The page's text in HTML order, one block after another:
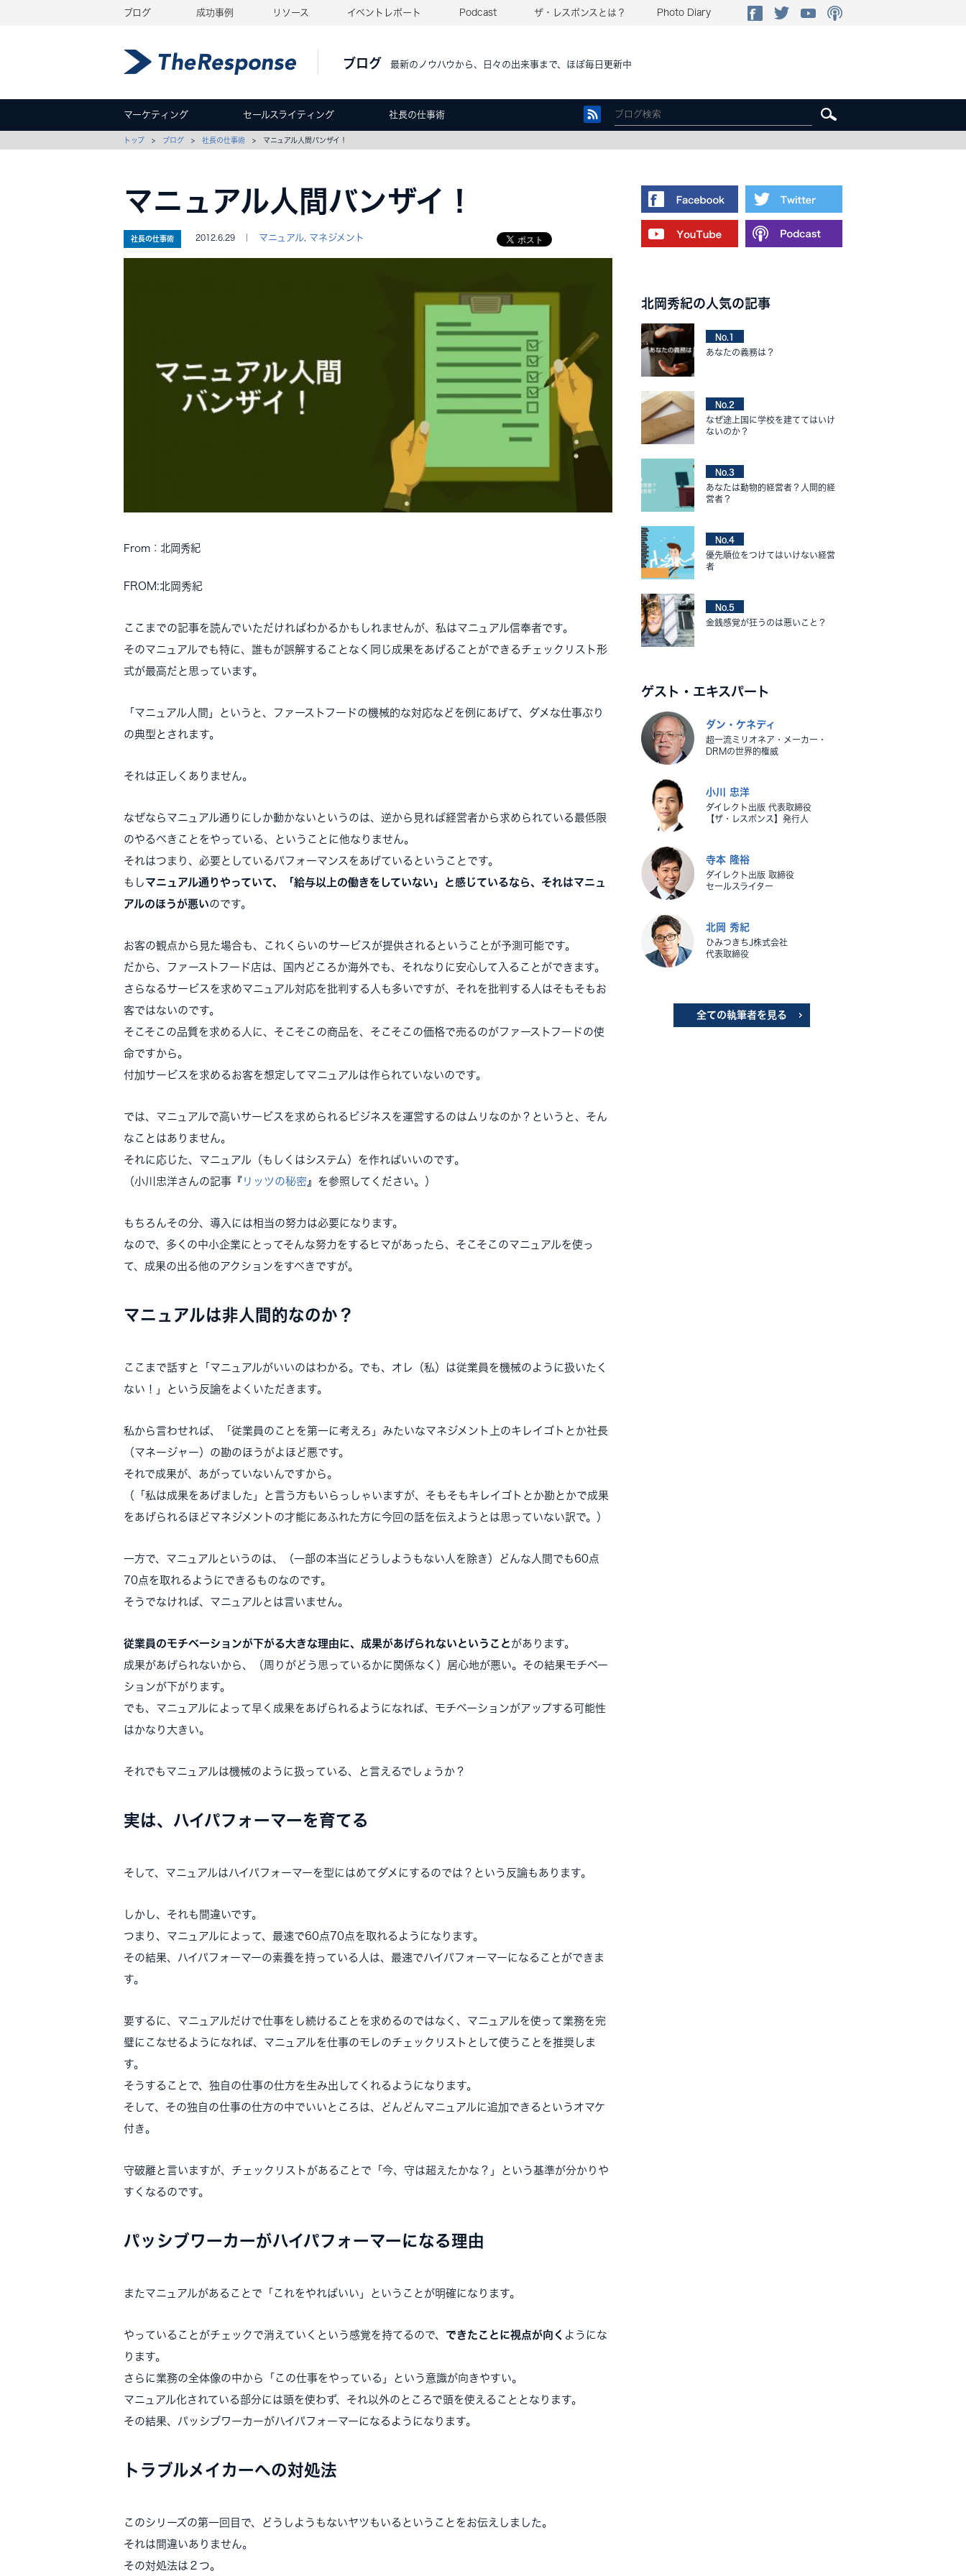
ブログ 成功事例 リソース イベントレポート Podcast ザ・レスポンスとは？ Photo Diary
ブログ 最新のノウハウから、日々の出来事まで、ほぼ毎日更新中
マーケティング セールスライティング 社長の仕事術
トップ > ブログ > 社長の仕事術 > マニュアル人間バンザイ！
マニュアル人間バンザイ！
社長の仕事術 2012.6.29 ｜ マニュアル マネジメント
From：北岡秀紀
FROM:北岡秀紀
ここまでの記事を読んでいただければわかるかもしれませんが、私はマニュアル信奉者です。
そのマニュアルでも特に、誰もが誤解することなく同じ成果をあげることができるチェックリスト形
式が最高だと思っています。
「マニュアル人間」というと、ファーストフードの機械的な対応などを例にあげて、ダメな仕事ぶり
の典型とされます。
それは正しくありません。
なぜならマニュアル通りにしか動かないというのは、逆から見れば経営者から求められている最低限
のやるべきことをやっている、ということに他なりません。
それはつまり、必要としているパフォーマンスをあげているということです。
もし マニュアル通りやっていて、「給与以上の働きをしていない」と感じているなら、それはマニュ
アルのほうが悪いのです。
お客の観点から見た場合も、これくらいのサービスが提供されるということが予測可能です。
だから、ファーストフード店は、国内どころか海外でも、それなりに安心して入ることができます。
さらなるサービスを求めマニュアル対応を批判する人も多いですが、それを批判する人はそもそもお
客ではないのです。
そこそこの品質を求める人に、そこそこの商品を、そこそこの価格で売るのがファーストフードの使
命ですから。
付加サービスを求めるお客を想定してマニュアルは作られていないのです。
では、マニュアルで高いサービスを求められるビジネスを運営するのはムリなのか？というと、そん
なことはありません。
それに応じた、マニュアル（もしくはシステム）を作ればいいのです。
（小川忠洋さんの記事『 リッツの秘密 』を参照してください。）
もちろんその分、導入には相当の努力は必要になります。
なので、多くの中小企業にとってそんな努力をするヒマがあったら、そこそこのマニュアルを使っ
て、成果の出る他のアクションをすべきですが。
マニュアルは非人間的なのか？
ここまで話すと「マニュアルがいいのはわかる。でも、オレ（私）は従業員を機械のように扱いたく
ない！」という反論をよくいただきます。
私から言わせれば、「従業員のことを第一に考えろ」みたいなマネジメント上のキレイゴトとか社長
（マネージャー）の勘のほうがよほど悪です。
それで成果が、あがっていないんですから。
（「私は成果をあげました」と言う方もいらっしゃいますが、そもそもキレイゴトとか勘とかで成果
をあげられるほどマネジメントの才能にあふれた方に今回の話を伝えようとは思っていない訳で。）
一方で、マニュアルというのは、（一部の本当にどうしようもない人を除き）どんな人間でも60点
70点を取れるようにできるものなのです。
そうでなければ、マニュアルとは言いません。
従業員のモチベーションが下がる大きな理由に、成果があげられないということ があります。
成果があげられないから、（周りがどう思っているかに関係なく）居心地が悪い。その結果モチベー
ションが下がります。
でも、マニュアルによって早く成果をあげられるようになれば、モチベーションがアップする可能性
はかなり大きい。
それでもマニュアルは機械のように扱っている、と言えるでしょうか？
実は、ハイパフォーマーを育てる
そして、マニュアルはハイパフォーマーを型にはめてダメにするのでは？という反論もあります。
しかし、それも間違いです。
つまり、マニュアルによって、最速で60点70点を取れるようになります。
その結果、ハイパフォーマーの素養を持っている人は、最速でハイパフォーマーになることができま
す。
要するに、マニュアルだけで仕事をし続けることを求めるのではなく、マニュアルを使って業務を完
璧にこなせるようになれば、マニュアルを仕事のモレのチェックリストとして使うことを推奨しま
す。
そうすることで、独自の仕事の仕方を生み出してくれるようになります。
そして、その独自の仕事の仕方の中でいいところは、どんどんマニュアルに追加できるというオマケ
付き。
守破離と言いますが、チェックリストがあることで「今、守は超えたかな？」という基準が分かりや
すくなるのです。
パッシブワーカーがハイパフォーマーになる理由
またマニュアルがあることで「これをやればいい」ということが明確になります。
やっていることがチェックで消えていくという感覚を持てるので、 できたことに視点が向く ようにな
ります。
さらに業務の全体像の中から「この仕事をやっている」という意識が向きやすい。
マニュアル化されている部分には頭を使わず、それ以外のところで頭を使えることとなります。
その結果、パッシブワーカーがハイパフォーマーになるようになります。
トラブルメイカーへの対処法
このシリーズの第一回目で、どうしようもないヤツもいるということをお伝えしました。
それは間違いありません。
その対処法は２つ。
北岡秀紀の人気の記事
No.1
あなたの義務は？
No.2
なぜ途上国に学校を建ててはいけ
ないのか？
No.3
あなたは動物的経営者？人間的経
営者？
No.4
優先順位をつけてはいけない経営
者
No.5
金銭感覚が狂うのは悪いこと？
ゲスト・エキスパート
ダン・ケネディ
超一流ミリオネア・メーカー・
DRMの世界的権威
小川 忠洋
ダイレクト出版 代表取締役
【ザ・レスポンス】発行人
寺本 隆裕
ダイレクト出版 取締役
セールスライター
北岡 秀紀
ひみつきちJ株式会社
代表取締役
全ての執筆者を見る